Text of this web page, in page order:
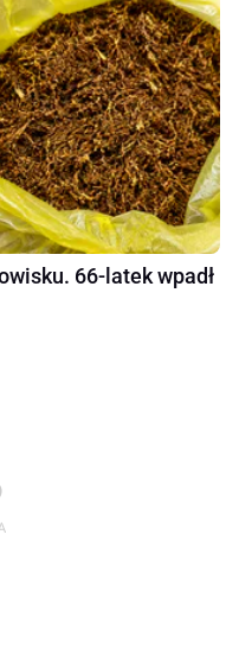
66-latek wpadł